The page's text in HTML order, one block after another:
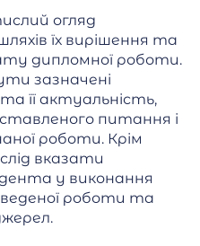
огляд
їх вирішення та
дипломної роботи.
зазначені
її актуальність,
питання і
роботи. Крім
вказати
у виконання
роботи та